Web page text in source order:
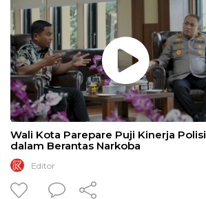
Wali Kota Parepare Puji Kinerja Polisi
dalam Berantas Narkoba
Editor